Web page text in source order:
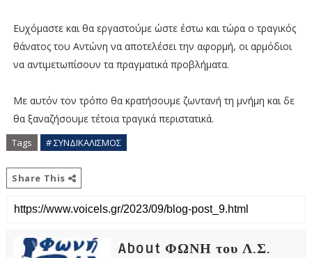
Ευχόμαστε και θα εργαστούμε ώστε έστω και τώρα ο τραγικός
θάνατος του Αντώνη να αποτελέσει την αφορμή, οι αρμόδιοι
να αντιμετωπίσουν τα πραγματικά προβλήματα.
Με αυτόν τον τρόπο θα κρατήσουμε ζωντανή τη μνήμη και δε
θα ξαναζήσουμε τέτοια τραγικά περιστατικά.
Tags # ΣΥΝΔΙΚΑΛΙΣΜΟΣ
Share This
About ΦΩΝΗ του Λ.Σ.